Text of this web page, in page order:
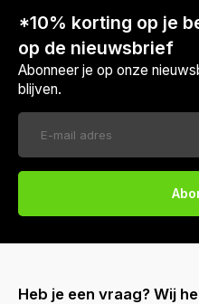
*10% korting op je
op de nieuwsbrief
Abonneer je op onze
blijven.
Heb je een vraag? Wij